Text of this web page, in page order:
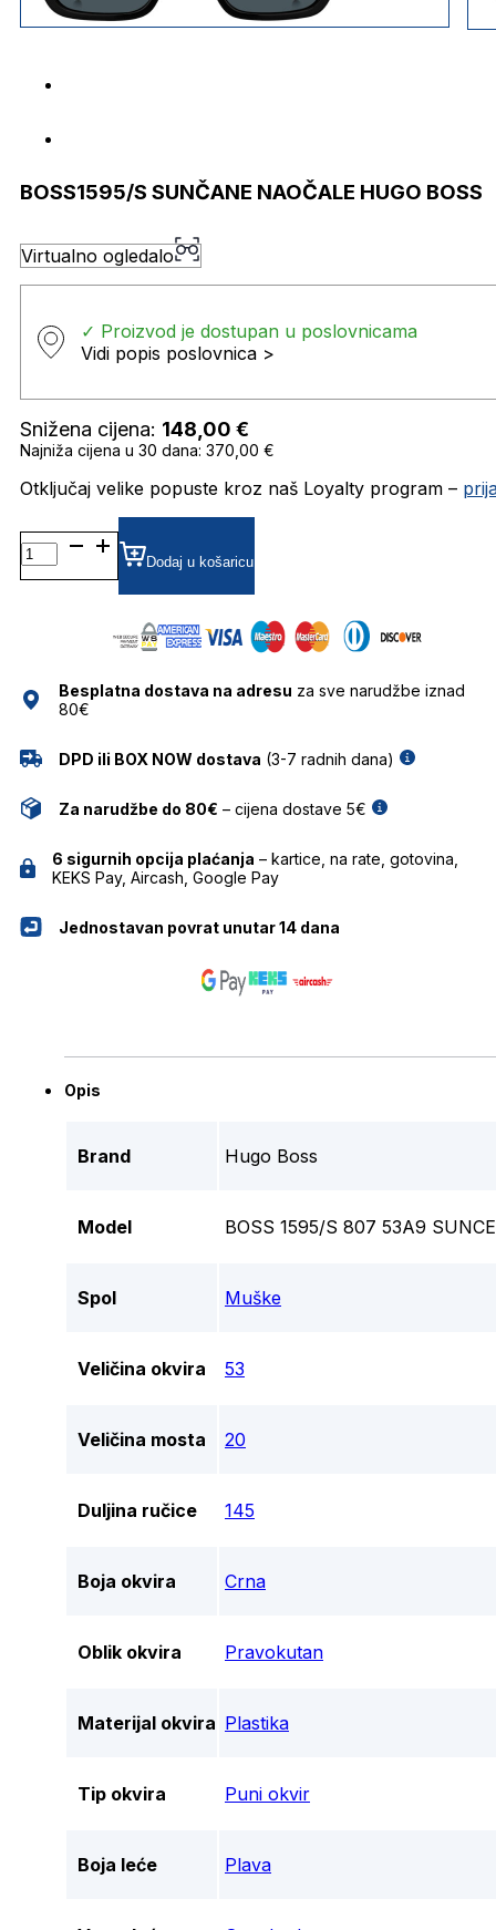
BOSS1595/S SUNČANE NAOČALE HUGO BOSS
Virtualno ogledalo
✓ Proizvod je dostupan u poslovnicama
Vidi popis poslovnica >
Snižena cijena: 148,00 €
Najniža cijena u 30 dana: 370,00 €
Otključaj velike popuste kroz naš Loyalty program –
BOSS1595/S SUNČANE
NAOČALE
HUGO
Dodaj u košaricu
Besplatna dostava na adresu za sve narudžbe iznad
80€
DPD ili BOX NOW dostava (3-7 radnih dana)
Za narudžbe do 80€ – cijena dostave 5€
6 sigurnih opcija plaćanja – kartice, na rate, gotovina,
KEKS Pay, Aircash, Google Pay
Jednostavan povrat unutar 14 dana
Opis
Brand Hugo Boss
Model BOSS 1595/S 807 53A9
Spol Muške
Veličina okvira 53
Veličina mosta 20
Duljina ručice 145
Boja okvira Crna
Oblik okvira Pravokutan
Materijal okvira Plastika
Tip okvira Puni okvir
Boja leće Plava